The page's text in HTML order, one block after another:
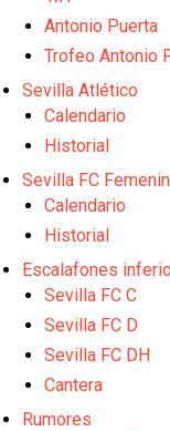
Vargas y Sow
Odysseas
Opinión | "Carta
El Sevilla
Antonio Puerta
Trofeo Antonio
Sevilla Atlético
Calendario
Historial
Sevilla FC
Calendario
Historial
Escalafones
Sevilla FC C
Sevilla FC D
Sevilla FC DH
Cantera
Rumores